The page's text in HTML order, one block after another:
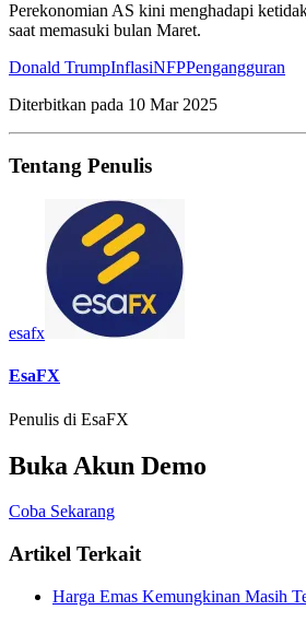
Perekonomian AS kini menghadapi
saat memasuki bulan Maret.
Donald TrumpInflasiNFPPengangguran
Diterbitkan pada 10 Mar 2025
Tentang Penulis
esafx
EsaFX
Penulis di EsaFX
Buka Akun Demo
Coba Sekarang
Artikel Terkait
Harga Emas Kemungkinan Masih